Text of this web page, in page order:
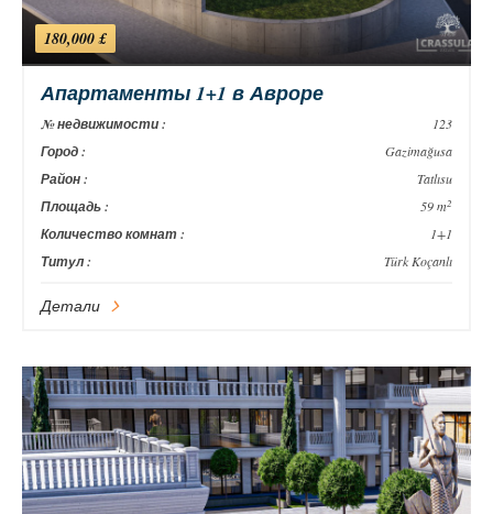
180,000 £
Апартаменты 1+1 в Авроре
№ недвижимости : 123
Город : Gazimağusa
Район : Tatlısu
Площадь : 59 m2
Количество комнат : 1+1
Титул : Türk Koçanlı
Детали